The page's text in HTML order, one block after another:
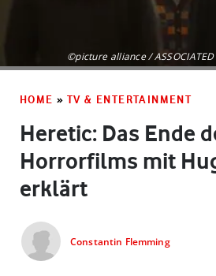
©picture alliance /
HOME » TV & ENTERTAINMENT
Heretic: Das Ende
Horrorfilms mit
erklärt
Constantin Flemming